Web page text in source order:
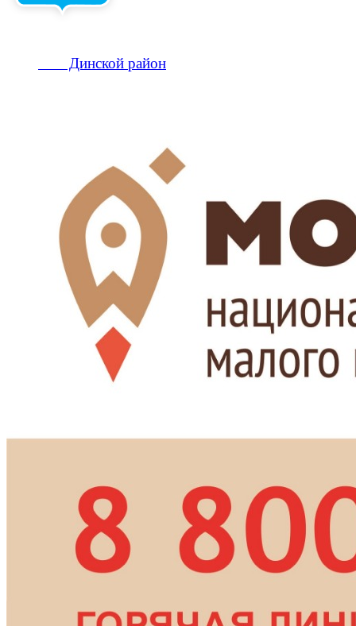
Динской район